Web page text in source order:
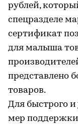
рублей,
спецразделе
сертификат
для малыша
представлено
товаров.
Для быстрого
мер поддержки